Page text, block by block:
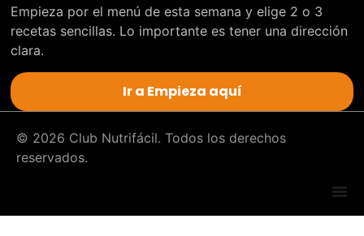
Empieza por el menú de esta semana y elige 2 o 3
recetas sencillas. Lo importante es tener una dirección
clara.
Ir a Empieza aquí
© 2026 Club Nutrifácil. Todos los derechos
reservados.